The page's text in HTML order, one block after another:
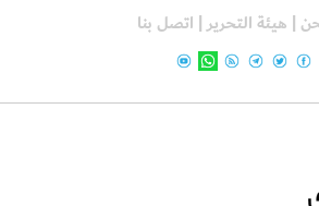
| هيئة التحرير | اتصل بنا